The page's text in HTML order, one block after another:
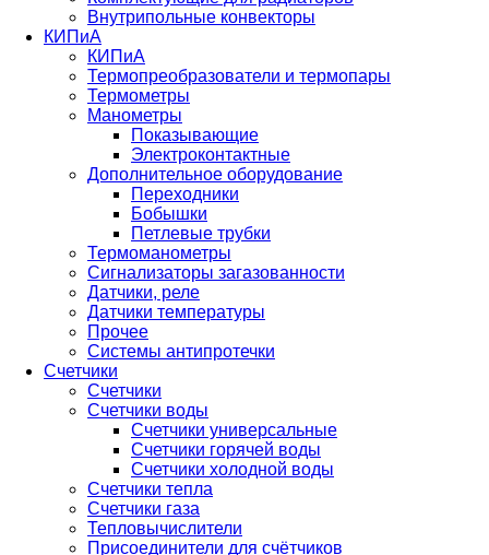
Внутрипольные конвекторы
КИПиА
КИПиА
Термопреобразователи и термопары
Термометры
Манометры
Показывающие
Электроконтактные
Дополнительное оборудование
Переходники
Бобышки
Петлевые трубки
Термоманометры
Сигнализаторы загазованности
Датчики, реле
Датчики температуры
Прочее
Системы антипротечки
Счетчики
Счетчики
Счетчики воды
Счетчики универсальные
Счетчики горячей воды
Счетчики холодной воды
Счетчики тепла
Счетчики газа
Тепловычислители
Присоединители для счётчиков